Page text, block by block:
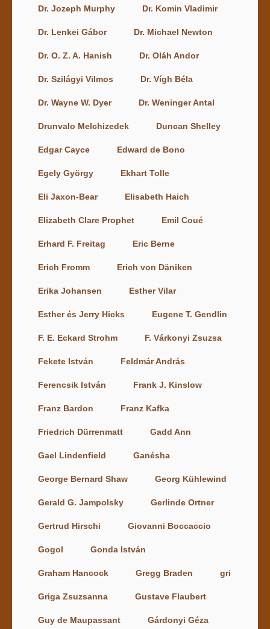
Dr. Jozeph Murphy Dr. Komin Vladimir
Dr. Lenkei Gábor Dr. Michael Newton
Dr. O. Z. A. Hanish Dr. Oláh Andor
Dr. Szilágyi Vilmos Dr. Vígh Béla
Dr. Wayne W. Dyer Dr. Weninger Antal
Drunvalo Melchizedek Duncan Shelley
Edgar Cayce Edward de Bono
Egely György Ekhart Tolle
Eli Jaxon-Bear Elisabeth Haich
Elizabeth Clare Prophet Emil Coué
Erhard F. Freitag Eric Berne
Erich Fromm Erich von Däniken
Erika Johansen Esther Vilar
Esther és Jerry Hicks Eugene T. Gendlin
F. E. Eckard Strohm F. Várkonyi Zsuzsa
Fekete István Feldmár András
Ferencsik István Frank J. Kinslow
Franz Bardon Franz Kafka
Friedrich Dürrenmatt Gadd Ann
Gael Lindenfield Ganésha
George Bernard Shaw Georg Kühlewind
Gerald G. Jampolsky Gerlinde Ortner
Gertrud Hirschi Giovanni Boccaccio
Gogol Gonda István
Graham Hancock Gregg Braden gri
Griga Zsuzsanna Gustave Flaubert
Guy de Maupassant Gárdonyi Géza